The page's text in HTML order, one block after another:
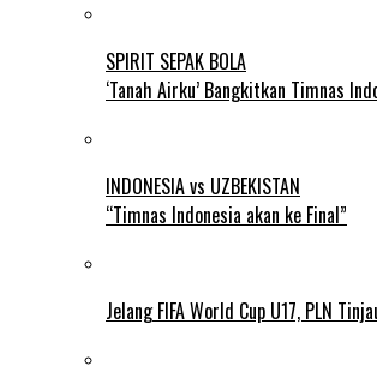
SPIRIT SEPAK BOLA
‘Tanah Airku’ Bangkitkan Timnas
INDONESIA vs UZBEKISTAN
“Timnas Indonesia akan ke Final”
Jelang FIFA World Cup U17, PLN